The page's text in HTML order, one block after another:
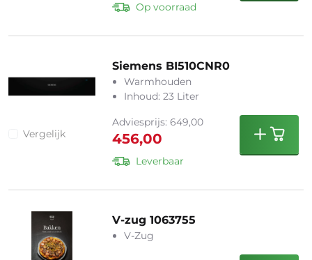
Op voorraad
Vergelijk
Siemens BI510CNR0
Warmhouden
Inhoud: 23 Liter
Adviesprijs: 649,00
456,00
Leverbaar
V-zug 1063755
V-Zug